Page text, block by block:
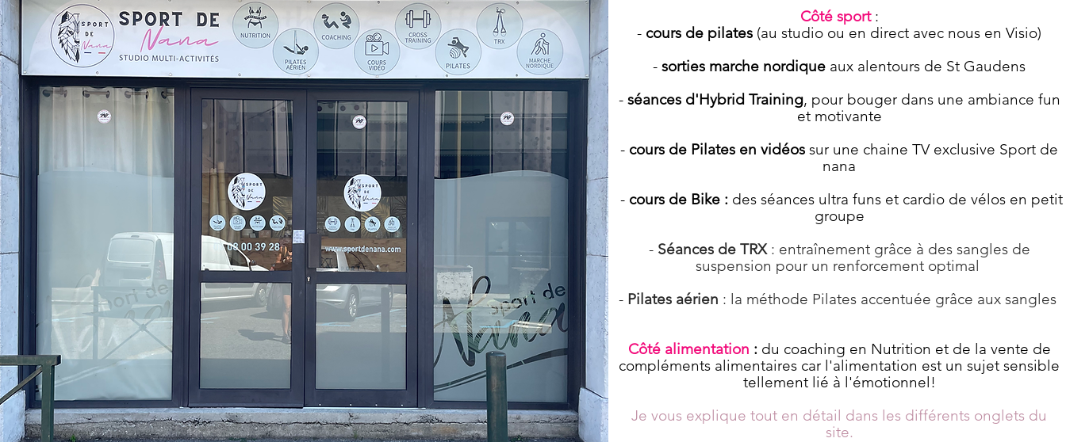
Côté sport:
- cours de pilates (au studio ou en direct avec nous en Visio)
-sorties marche nordique aux alentours de St Gaudens
- séances d'Hybrid Training, pour bouger dans une ambiance fun
et motivante
- cours de Pilates en vidéos sur une chaine TV exclusive Sport de
nana
- cours de Bike : des séances ultra funs et cardio de vélos en petit
groupe
- Séances de TRX: entraînement grâce à des sangles de
suspension pour un renforcement optimal
- Pilates aérien : la méthode Pilates accentuée grâce aux sangles
Côté alimentation :du coaching en Nutrition et de la vente de
compléments alimentaires car l'alimentation est un sujet sensible
tellement lié à l'émotionnel!
Je vous explique tout en détail dans les différents onglets du
site.